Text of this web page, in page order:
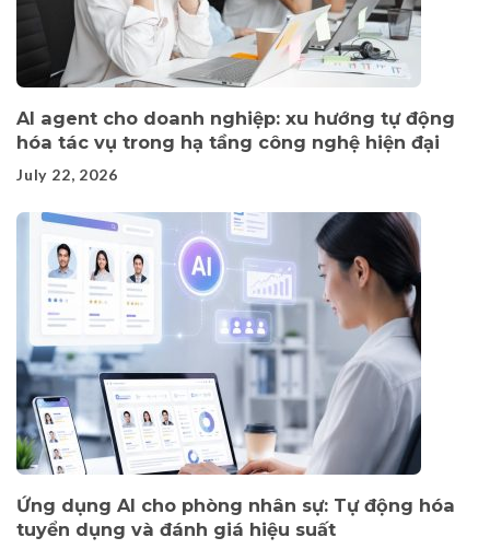
AI agent cho doanh nghiệp: xu hướng tự động
hóa tác vụ trong hạ tầng công nghệ hiện đại
July 22, 2026
Ứng dụng AI cho phòng nhân sự: Tự động hóa
tuyển dụng và đánh giá hiệu suất